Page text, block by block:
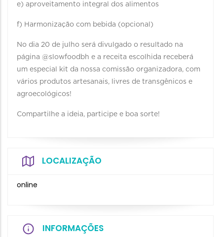
e) aproveitamento integral dos alimentos
f) Harmonização com bebida (opcional)
No dia 20 de julho será divulgado o resultado na
página @slowfoodbh e a receita escolhida receberá
um especial kit da nossa comissão organizadora, com
vários produtos artesanais, livres de transgênicos e
agroecológicos!
Compartilhe a ideia, participe e boa sorte!
LOCALIZAÇÃO
online
INFORMAÇÕES